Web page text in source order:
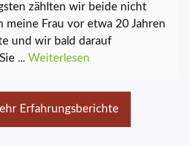
zählten wir beide nicht
meine Frau vor etwa 20 Jahren
und wir bald darauf
... Weiterlesen
Erfahrungsberichte